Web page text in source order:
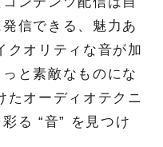
信できる、魅力あ
クオリティな音が加
と素敵なものにな
たオーディオテクニ
る “音” を見つけ